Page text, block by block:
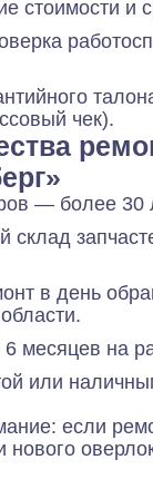
стоимости и
чек).
— более 30
склад
в день
6 месяцев на
или
если
нового